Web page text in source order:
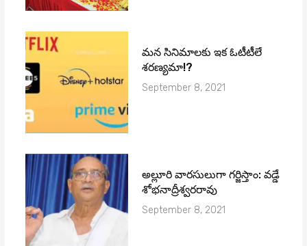
మ‌న సినిమాల‌కు ఇక ఓటీటీలే
శ‌ర‌ణ్య‌మా!?
September 8, 2021
అల్లూరి వారసులుగా గర్జిస్తాం: వడ్డే
శోభనాద్రీశ్వరరావు
September 8, 2021